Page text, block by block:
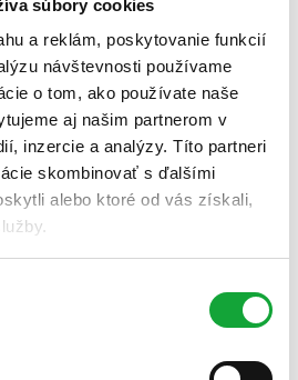
súbory cookies
a reklám, poskytovanie funkcií
návštevnosti používame
o tom, ako používate naše
aj našim partnerom v
inzercie a analýzy. Títo partneri
skombinovať s ďalšími
alebo ktoré od vás získali,